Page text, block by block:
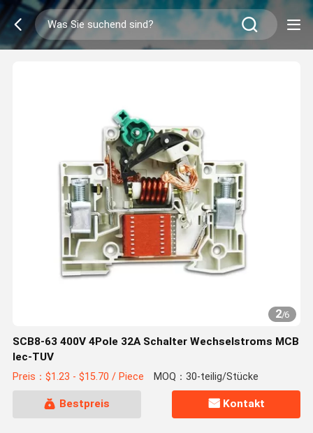
2/6
SCB8-63 400V 4Pole 32A Schalter Wechselstroms MCB
Iec-TUV
Preis：$1.23 - $15.70 / Piece MOQ：30-teilig/Stücke
Bestpreis Kontakt